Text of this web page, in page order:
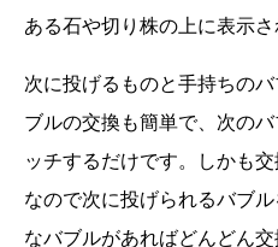
ある石や切り株の上に表示さ
次に投げるものと手持ちの
ブルの交換も簡単で、次の
ッチするだけです。しかも
なので次に投げられるバブ
なバブルがあればどんどん